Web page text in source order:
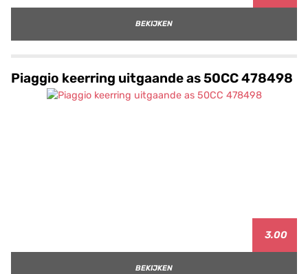
BEKIJKEN
Piaggio keerring uitgaande as 50CC 478498
3.00
BEKIJKEN